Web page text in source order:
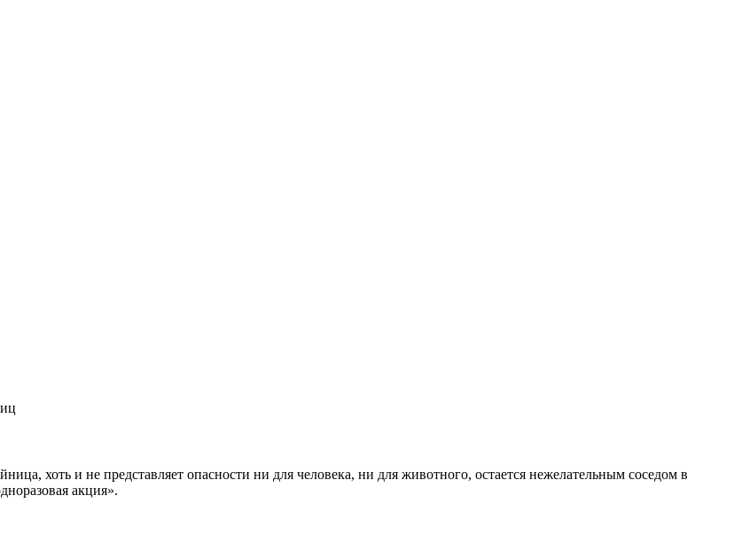
хоть и не представляет опасности ни для человека, ни для животного, остается нежелательным соседом в
акция».